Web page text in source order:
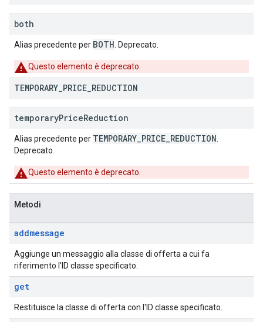
both
Alias precedente per BOTH . Deprecato.
Questo elemento è deprecato.
TEMPORARY PRICE REDUCTION
temporaryPriceReduction
Alias precedente per TEMPORARY_PRICE_REDUCTION
Deprecato.
Questo elemento è deprecato.
Metodi
addmessage
Aggiunge un messaggio alla classe di offerta a cui fa
riferimento l'ID classe specificato.
get
Restituisce la classe di offerta con l'ID classe specificato.